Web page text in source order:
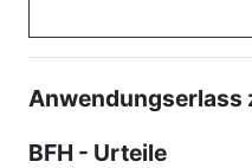
Anwendungserlass
BFH - Urteile